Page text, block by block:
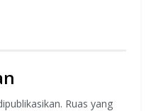
Ruas yang